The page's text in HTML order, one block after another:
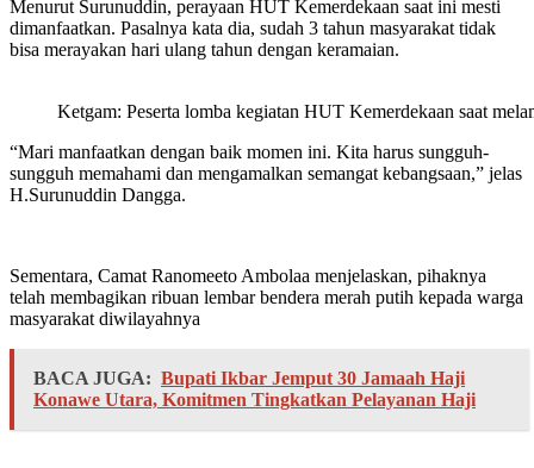
Menurut Surunuddin, perayaan HUT Kemerdekaan saat ini mesti
dimanfaatkan. Pasalnya kata dia, sudah 3 tahun masyarakat tidak
bisa merayakan hari ulang tahun dengan keramaian.
Ketgam: Peserta lomba kegiatan HUT Kemerdekaan saat
“Mari manfaatkan dengan baik momen ini. Kita harus sungguh-
sungguh memahami dan mengamalkan semangat kebangsaan,” jelas
H.Surunuddin Dangga.
Sementara, Camat Ranomeeto Ambolaa menjelaskan, pihaknya
telah membagikan ribuan lembar bendera merah putih kepada warga
masyarakat diwilayahnya
BACA JUGA: Bupati Ikbar Jemput 30 Jamaah Haji
Konawe Utara, Komitmen Tingkatkan Pelayanan Haji